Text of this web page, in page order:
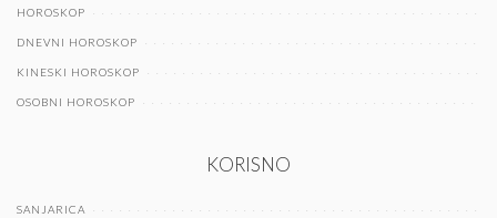
HOROSKOP
DNEVNI HOROSKOP
KINESKI HOROSKOP
OSOBNI HOROSKOP
KORISNO
SANJARICA